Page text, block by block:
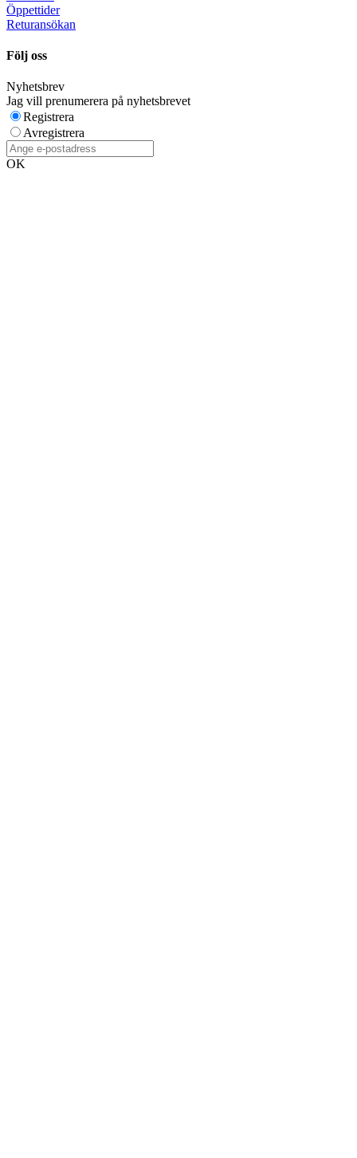
Öppettider
Returansökan
Följ oss
Nyhetsbrev
Jag vill prenumerera på nyhetsbrevet
Registrera
Avregistrera
OK